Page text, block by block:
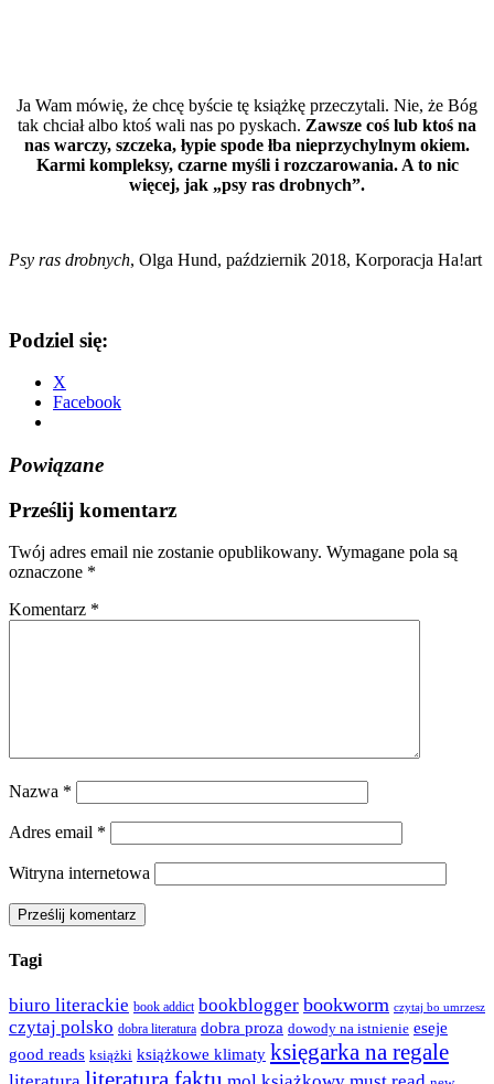
Ja Wam mówię, że chcę byście tę książkę przeczytali. Nie, że Bóg
tak chciał albo ktoś wali nas po pyskach. Zawsze coś lub ktoś na
nas warczy, szczeka, łypie spode łba nieprzychylnym okiem.
Karmi kompleksy, czarne myśli i rozczarowania. A to nic
więcej, jak „psy ras drobnych”.
Psy ras drobnych, Olga Hund, październik 2018, Korporacja Ha!art
Podziel się:
X
Facebook
Powiązane
Prześlij komentarz
Twój adres email nie zostanie opublikowany. Wymagane pola są
oznaczone *
Komentarz *
Nazwa *
Adres email *
Witryna internetowa
Tagi
biuro literackie book addict bookblogger bookworm czytaj bo umrzesz
czytaj polsko dobra literatura dobra proza dowody na istnienie eseje
good reads książki książkowe klimaty księgarka na regale